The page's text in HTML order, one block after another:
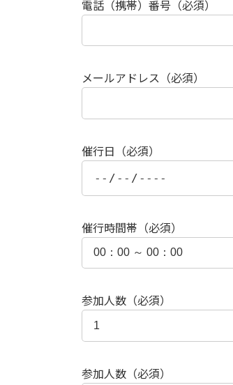
電話（携帯）番号（必須）
メールアドレス（必須）
催行日（必須）
催行時間帯（必須）
参加人数（必須）
参加人数（必須）